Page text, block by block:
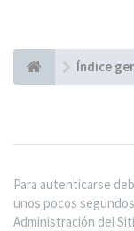
Índice
Para autenticarse
unos pocos
Administración del